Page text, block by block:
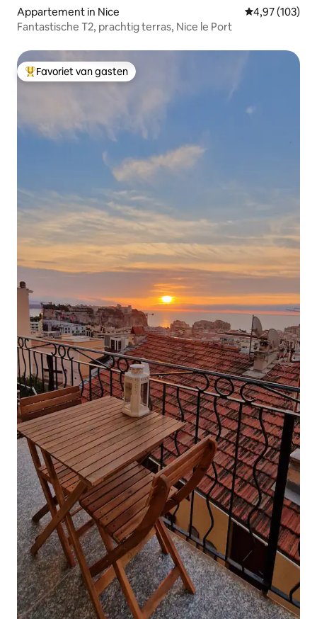
Appartement in Nice Gemiddelde
4,97 (103)
Fantastische T2, prachtig terras, Nice le Port
Topfavoriet van gasten
Favoriet van gasten